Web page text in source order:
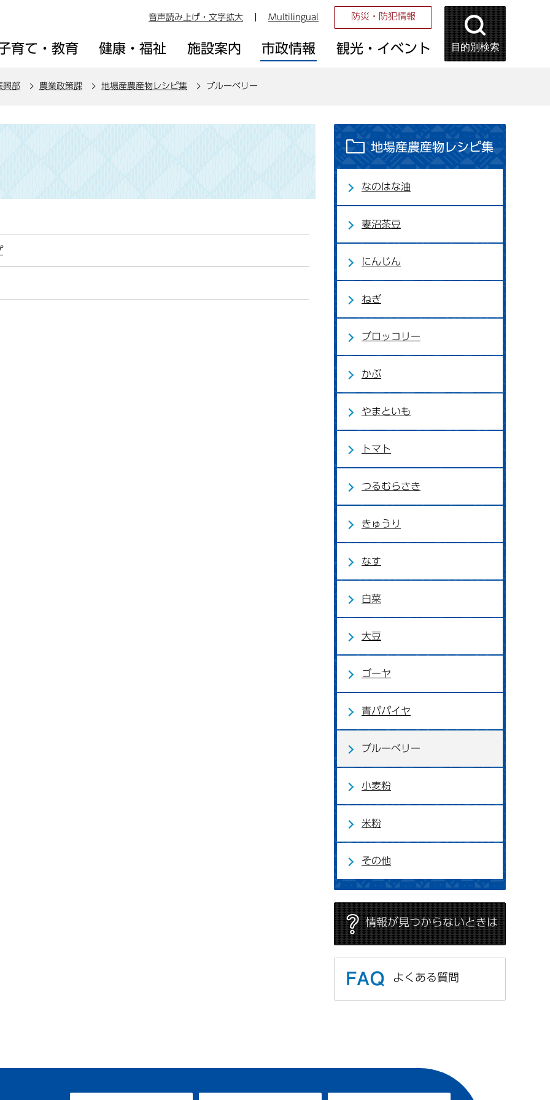
音声読み上げ・文字拡大 Multilingual 防災・防犯情報
育て・教育 健康・福祉 施設案内 市政情報 観光・イベント 目的別検索
興部 農業政策課 地場産農産物レシピ集 ブルーベリー
地場産農産物レシピ集
なのはな油
妻沼茶豆
にんじん
ねぎ
ブロッコリー
かぶ
やまといも
トマト
つるむらさき
きゅうり
なす
白菜
大豆
ゴーヤ
青パパイヤ
ブルーベリー
小麦粉
米粉
その他
情報が見つからないときは
よくある質問